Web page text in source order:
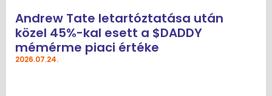
Andrew Tate letartóztatása után
közel 45%-kal esett a $DADDY
mémérme piaci értéke
2026.07.24.